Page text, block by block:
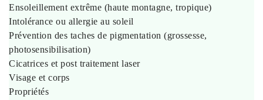
Ensoleillement extrême (haute montagne, tropique)
Intolérance ou allergie au soleil
Prévention des taches de pigmentation (grossesse,
photosensibilisation)
Cicatrices et post traitement laser
Visage et corps
Propriétés